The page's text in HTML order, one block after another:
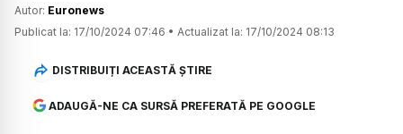
Autor: Euronews
Publicat la: 17/10/2024 07:46 • Actualizat la: 17/10/2024 08:13
DISTRIBUIȚI ACEASTĂ ȘTIRE
ADAUGĂ-NE CA SURSĂ PREFERATĂ PE GOOGLE